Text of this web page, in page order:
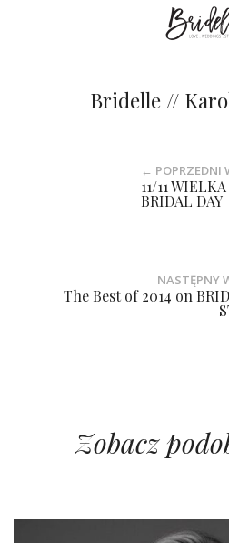
Bridelle //
← POPRZEDNI
11/11
BRIDAL DAY
NASTĘPNY
The Best of 2014 on
Zobacz